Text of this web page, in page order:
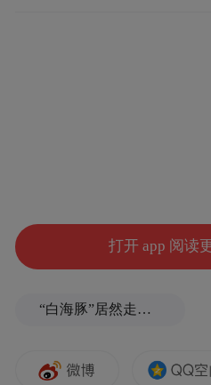
打开 app 阅读
“白海豚”居然走出了古怪路径